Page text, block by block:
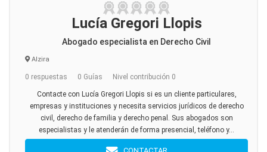
Lucía Gregori Llopis
Abogado especialista en Derecho Civil
Alzira
0 respuestas 0 Guías Nivel contribución 0
Contacte con Lucía Gregori Llopis si es un cliente particulares,
empresas y instituciones y necesita servicios jurídicos de derecho
civil, derecho de familia y derecho penal. Sus abogados son
especialistas y le atenderán de forma presencial, teléfono y...